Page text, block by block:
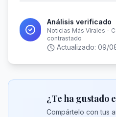
Análisis verificado
Noticias Más Virales -
contrastado
Actualizado: 09/
¿Te ha gustado
Compártelo con tus